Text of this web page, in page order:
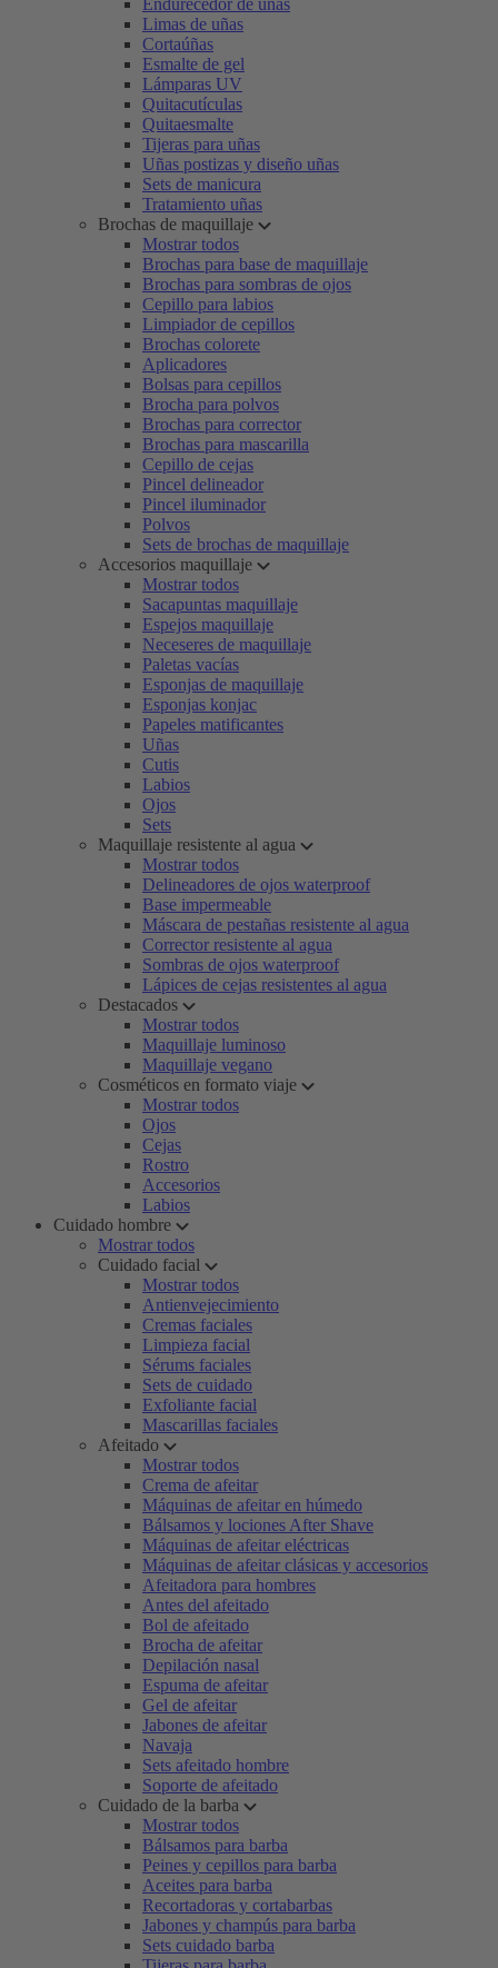
Endurecedor de uñas
Limas de uñas
Cortaúñas
Esmalte de gel
Lámparas UV
Quitacutículas
Quitaesmalte
Tijeras para uñas
Uñas postizas y diseño uñas
Sets de manicura
Tratamiento uñas
Brochas de maquillaje
Mostrar todos
Brochas para base de maquillaje
Brochas para sombras de ojos
Cepillo para labios
Limpiador de cepillos
Brochas colorete
Aplicadores
Bolsas para cepillos
Brocha para polvos
Brochas para corrector
Brochas para mascarilla
Cepillo de cejas
Pincel delineador
Pincel iluminador
Polvos
Sets de brochas de maquillaje
Accesorios maquillaje
Mostrar todos
Sacapuntas maquillaje
Espejos maquillaje
Neceseres de maquillaje
Paletas vacías
Esponjas de maquillaje
Esponjas konjac
Papeles matificantes
Uñas
Cutis
Labios
Ojos
Sets
Maquillaje resistente al agua
Mostrar todos
Delineadores de ojos waterproof
Base impermeable
Máscara de pestañas resistente al agua
Corrector resistente al agua
Sombras de ojos waterproof
Lápices de cejas resistentes al agua
Destacados
Mostrar todos
Maquillaje luminoso
Maquillaje vegano
Cosméticos en formato viaje
Mostrar todos
Ojos
Cejas
Rostro
Accesorios
Labios
Cuidado hombre
Mostrar todos
Cuidado facial
Mostrar todos
Antienvejecimiento
Cremas faciales
Limpieza facial
Sérums faciales
Sets de cuidado
Exfoliante facial
Mascarillas faciales
Afeitado
Mostrar todos
Crema de afeitar
Máquinas de afeitar en húmedo
Bálsamos y lociones After Shave
Máquinas de afeitar eléctricas
Máquinas de afeitar clásicas y accesorios
Afeitadora para hombres
Antes del afeitado
Bol de afeitado
Brocha de afeitar
Depilación nasal
Espuma de afeitar
Gel de afeitar
Jabones de afeitar
Navaja
Sets afeitado hombre
Soporte de afeitado
Cuidado de la barba
Mostrar todos
Bálsamos para barba
Peines y cepillos para barba
Aceites para barba
Recortadoras y cortabarbas
Jabones y champús para barba
Sets cuidado barba